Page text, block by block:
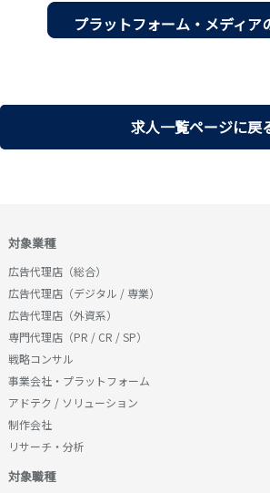
プラットフォーム・メディア
求人一覧ページに戻
対象業種
広告代理店（総合）
広告代理店（デジタル / 専業）
広告代理店（外資系）
専門代理店（PR / CR / SP）
戦略コンサル
事業会社・プラットフォーム
アドテク / ソリューション
制作会社
リサーチ・分析
対象職種